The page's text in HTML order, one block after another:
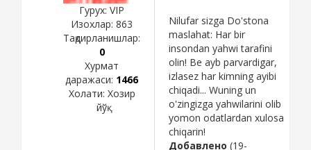
Гурух: VIP
Изохлар: 863
Тақдирланишлар:
0
Хурмат
даражаси: 1466
Холати: Хозир
йўқ
Nilufar sizga Do'stona
maslahat: Har bir
insondan yahwi tarafini
olin! Be ayb parvardigar,
izlasez har kimning ayibi
chiqadi... Wuning un
o'zingizga yahwilarini olib
yomon odatlardan xulosa
chiqarin!
Добавлено (19-